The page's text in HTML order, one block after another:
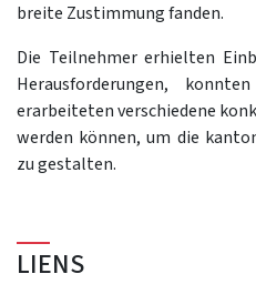
breite Zustimmung fanden.
Die Teilnehmer erhielten
Herausforderungen,
erarbeiteten verschiedene
werden können, um die
zu gestalten.​​​​
LIENS